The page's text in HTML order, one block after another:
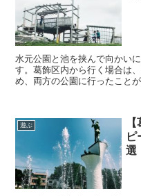
水元公園と池を挟んで向かい
す。葛飾区内から行く場合は
め、両方の公園に行ったこと
遊ぶ
ピ
選